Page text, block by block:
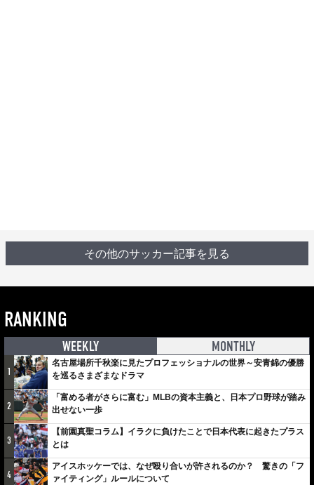
その他のサッカー記事を見る
RANKING
WEEKLY MONTHLY
1
名古屋場所千秋楽に見たプロフェッショナルの世界～安青錦の優勝
を巡るさまざまなドラマ
2
「富める者がさらに富む」MLBの資本主義と、日本プロ野球が踏み
出せない一歩
3
【前園真聖コラム】イラクに負けたことで日本代表に起きたプラス
とは
4
アイスホッケーでは、なぜ殴り合いが許されるのか？ 驚きの「フ
ァイティング」ルールについて